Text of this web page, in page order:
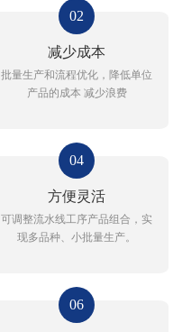
02
减少成本
批量生产和流程优化，降低单位
产品的成本 减少浪费
04
方便灵活
可调整流水线工序产品组合，实
现多品种、小批量生产。
06